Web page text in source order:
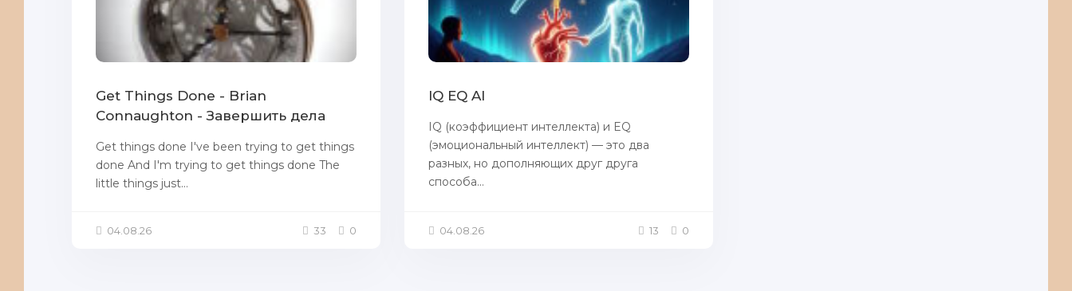
Get Things Done - Brian
Connaughton - Завершить дела
Get things done I've been trying to get things
done And I'm trying to get things done The
little things just...
04.08.26 33 0
IQ EQ AI
IQ (коэффициент интеллекта) и EQ
(эмоциональный интеллект) — это два
разных, но дополняющих друг друга
способа...
04.08.26 13 0